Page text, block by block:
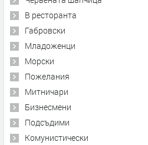
В ресторанта
Габровски
Младоженци
Морски
Пожелания
Митничари
Бизнесмени
Подсъдими
Комунистически